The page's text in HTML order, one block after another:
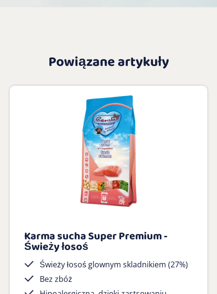
Powiązane artykuły
Karma sucha Super Premium -
Świeży łosoś
Świeży łosoś glownym skladnikiem (27%)
Bez zbóż